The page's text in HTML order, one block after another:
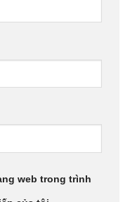
web trong trình